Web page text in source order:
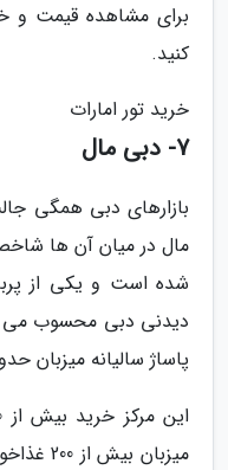
برای مشاهده قیمت و
کنید.
خرید تور امارات
7- دبی مال
بازارهای دبی همگی
مال در میان آن ها
شده است و یکی از
دیدنی دبی محسوب می
پاساژ سالیانه میزبان حدود 100 میلیون جهانگرد
میزبان